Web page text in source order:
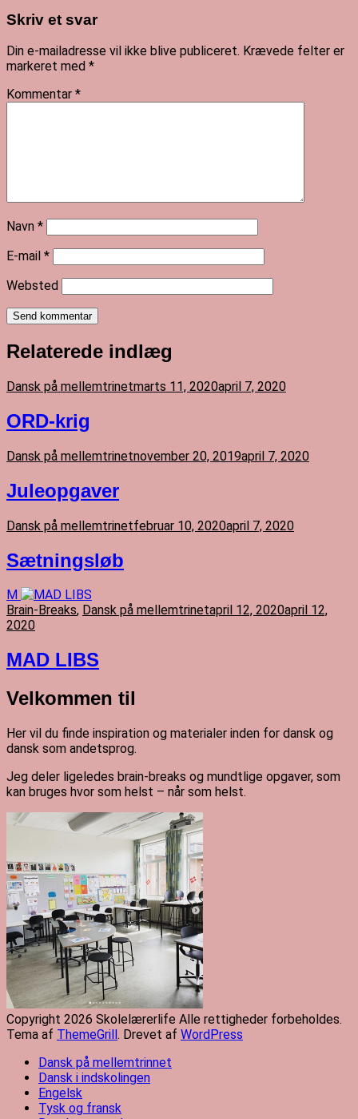
Skriv et svar
Din e-mailadresse vil ikke blive publiceret. Krævede felter er
markeret med *
Kommentar *
Navn *
E-mail *
Websted
Send kommentar
Relaterede indlæg
Dansk på mellemtrinetmarts 11, 2020april 7, 2020
ORD-krig
Dansk på mellemtrinetnovember 20, 2019april 7, 2020
Juleopgaver
Dansk på mellemtrinetfebruar 10, 2020april 7, 2020
Sætningsløb
M
Brain-Breaks, Dansk på mellemtrinetapril 12, 2020april 12,
2020
MAD LIBS
Velkommen til
Her vil du finde inspiration og materialer inden for dansk og
dansk som andetsprog.
Jeg deler ligeledes brain-breaks og mundtlige opgaver, som
kan bruges hvor som helst – når som helst.
Copyright 2026 Skolelærerlife Alle rettigheder forbeholdes.
Tema af ThemeGrill . Drevet af WordPress
Dansk på mellemtrinnet
Dansk i indskolingen
Engelsk
Tysk og fransk